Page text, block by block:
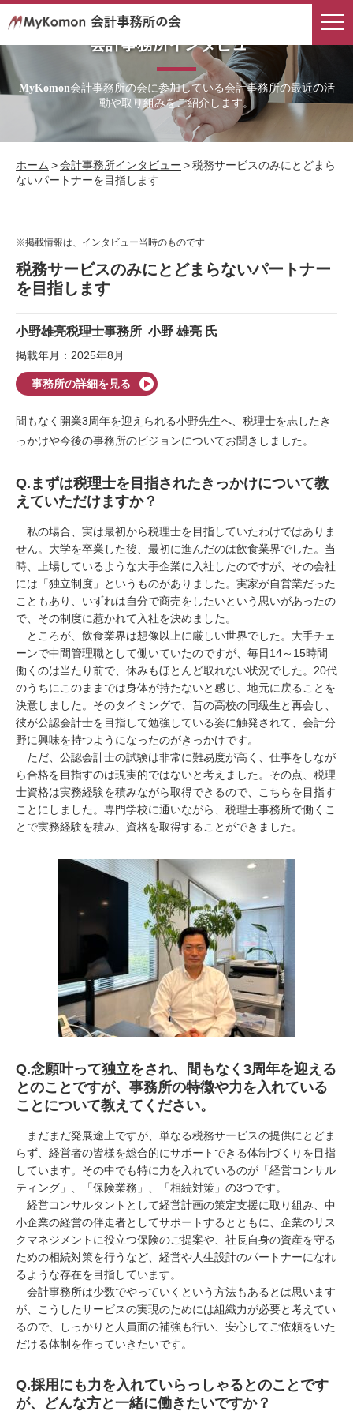
会計事務所インタビュー
MyKomon会計事務所の会に参加している会計事務所の最近の活
動や取り組みをご紹介します。
ホーム >会計事務所インタビュー >税務サービスのみにとどまら
ないパートナーを目指します
※掲載情報は、インタビュー当時のものです
税務サービスのみにとどまらないパートナー
を目指します
小野雄亮税理士事務所 小野 雄亮 氏
掲載年月：2025年8月
事務所の詳細を見る
間もなく開業3周年を迎えられる小野先生へ、税理士を志したき
っかけや今後の事務所のビジョンについてお聞きしました。
Q.まずは税理士を目指されたきっかけについて教
えていただけますか？
私の場合、実は最初から税理士を目指していたわけではありま
せん。大学を卒業した後、最初に進んだのは飲食業界でした。当
時、上場しているような大手企業に入社したのですが、その会社
には「独立制度」というものがありました。実家が自営業だった
こともあり、いずれは自分で商売をしたいという思いがあったの
で、その制度に惹かれて入社を決めました。
ところが、飲食業界は想像以上に厳しい世界でした。大手チェ
ーンで中間管理職として働いていたのですが、毎日14～ 15時間
働くのは当たり前で、休みもほとんど取れない状況でした。 20代
のうちにこのままでは身体が持たないと感じ、地元に戻ることを
決意しました。そのタイミングで、昔の高校の同級生と再会し、
彼が公認会計士を目指して勉強している姿に触発されて、会計分
野に興味を持つようになったのがきっかけです。
ただ、公認会計士の試験は非常に難易度が高く、仕事をしなが
ら合格を目指すのは現実的ではないと考えました。その点、税理
士資格は実務経験を積みながら取得できるので、こちらを目指す
ことにしました。専門学校に通いながら、税理士事務所で働くこ
とで実務経験を積み、資格を取得することができました。
Q.念願叶って独立をされ、間もなく 3周年を迎える
とのことですが、事務所の特徴や力を入れている
ことについて教えてください。
まだまだ発展途上ですが、単なる税務サービスの提供にとどま
らず、経営者の皆様を総合的にサポートできる体制づくりを目指
しています。その中でも特に力を入れているのが「経営コンサル
ティング」、「保険業務」、「相続対策」の3つです。
経営コンサルタントとして経営計画の策定支援に取り組み、中
小企業の経営の伴走者としてサポートするとともに、企業のリス
クマネジメントに役立つ保険のご提案や、社長自身の資産を守る
ための相続対策を行うなど、経営や人生設計のパートナーになれ
るような存在を目指しています。
会計事務所は少数でやっていくという方法もあるとは思います
が、こうしたサービスの実現のためには組織力が必要と考えてい
るので、しっかりと人員面の補強も行い、安心してご依頼をいた
だける体制を作っていきたいです。
Q.採用にも力を入れていらっしゃるとのことです
が、どんな方と一緒に働きたいですか？